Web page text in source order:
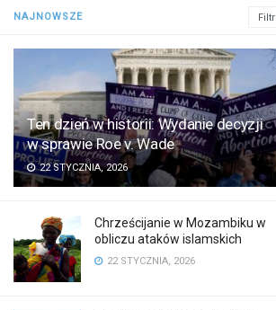
NAJNOWSZE Filtr
Ten dzień w historii: Wydanie decyzji
w sprawie Roe v. Wade
22 STYCZNIA, 2026
Chrześcijanie w Mozambiku w
obliczu ataków islamskich
22 STYCZNIA, 2026